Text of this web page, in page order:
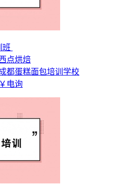
班
点烘焙
都蛋糕面包培训学校
￥电询